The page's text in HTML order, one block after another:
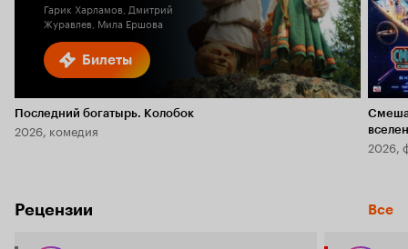
Билеты
Гарик Харламов, Дмитрий
Журавлев, Мила Ершова
Последний богатырь. Колобок
2026, комедия
2026,
Рецензии Все